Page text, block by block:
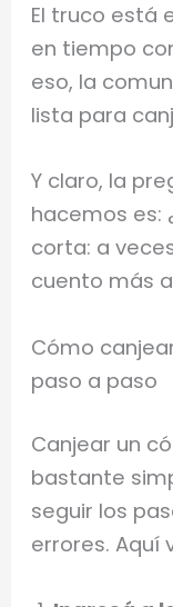
El truco está
en tiempo
eso, la
lista para
Y claro, la
hacemos es:
corta: a
cuento más
Cómo
paso a paso
Canjear un
bastante
seguir los
errores. Aquí